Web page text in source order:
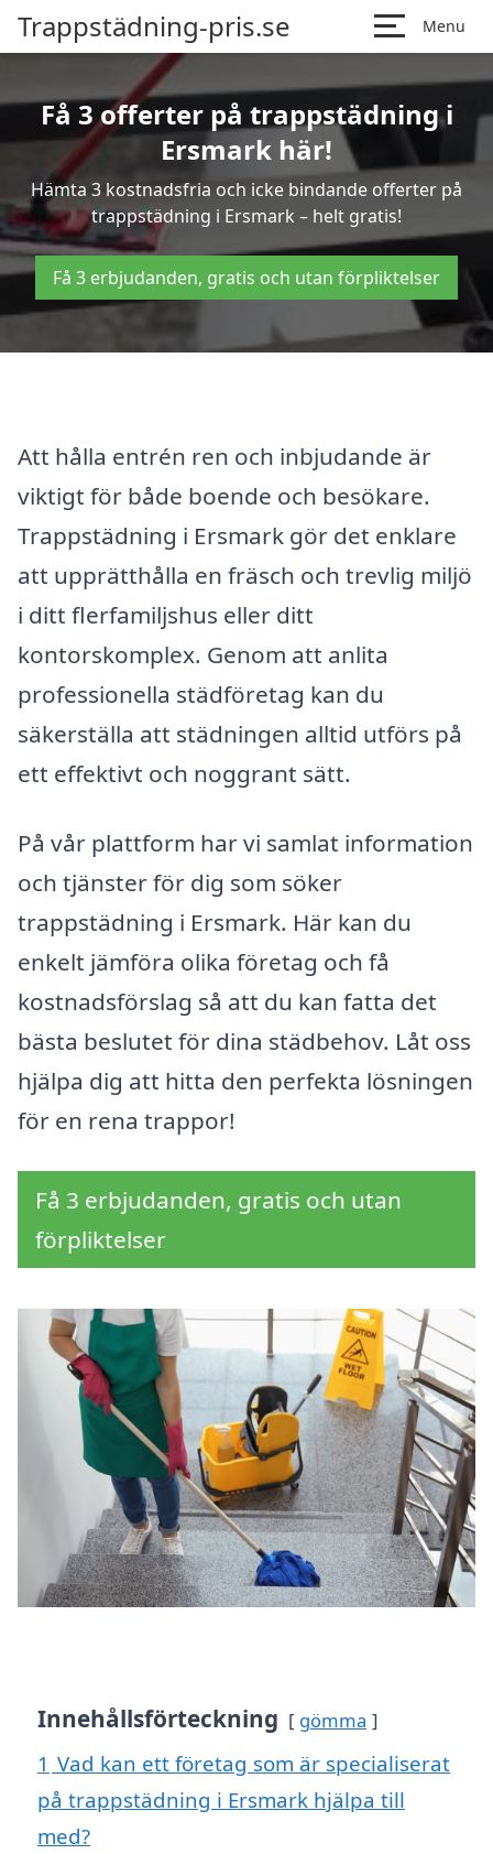
Trappstädning-pris.se Menu
Få 3 offerter på trappstädning i
Ersmark här!
Hämta 3 kostnadsfria och icke bindande offerter på
trappstädning i Ersmark – helt gratis!
Få 3 erbjudanden, gratis och utan förpliktelser
Att hålla entrén ren och inbjudande är
viktigt för både boende och besökare.
Trappstädning i Ersmark gör det enklare
att upprätthålla en fräsch och trevlig miljö
i ditt flerfamiljshus eller ditt
kontorskomplex. Genom att anlita
professionella städföretag kan du
säkerställa att städningen alltid utförs på
ett effektivt och noggrant sätt.
På vår plattform har vi samlat information
och tjänster för dig som söker
trappstädning i Ersmark. Här kan du
enkelt jämföra olika företag och få
kostnadsförslag så att du kan fatta det
bästa beslutet för dina städbehov. Låt oss
hjälpa dig att hitta den perfekta lösningen
för en rena trappor!
Få 3 erbjudanden, gratis och utan
förpliktelser
Innehållsförteckning gömma
1 Vad kan ett företag som är specialiserat
på trappstädning i Ersmark hjälpa till
med?